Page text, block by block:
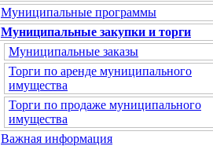
Муниципальные программы
Муниципальные закупки и торги
Муниципальные заказы
Торги по аренде муниципального
имущества
Торги по продаже муниципального
имущества
Важная информация